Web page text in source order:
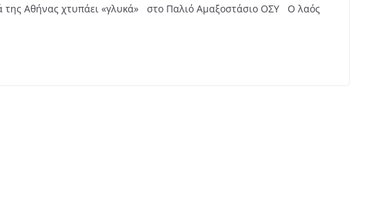
της Αθήνας χτυπάει «γλυκά» στο Παλιό Αμαξοστάσιο ΟΣΥ Ο λαός